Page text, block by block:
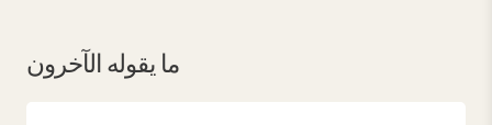
ما يقوله الآخرون